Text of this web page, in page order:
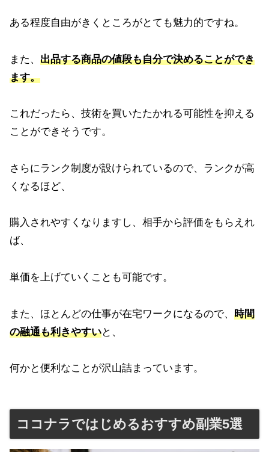
ある程度自由がきくところがとても魅力的ですね。
また、 出品する商品の値段も自分で決めることができ
ます。
これだったら、技術を買いたたかれる可能性を抑える
ことができそうです。
さらにランク制度が設けられているので、ランクが高
くなるほど、
購入されやすくなりますし、相手から評価をもらえれ
ば、
単価を上げていくことも可能です。
また、ほとんどの仕事が在宅ワークになるので、 時間
の融通も利きやすいと、
何かと便利なことが沢山詰まっています。
ココナラではじめるおすすめ副業5選